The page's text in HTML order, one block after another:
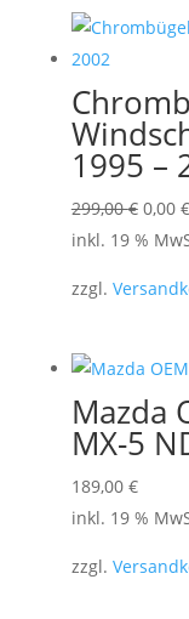
1995 –
299,00€
Preis
0,00 €
inkl. 19 %
zzgl.
Mazda
MX-5
189,00 €
inkl. 19 %
zzgl.